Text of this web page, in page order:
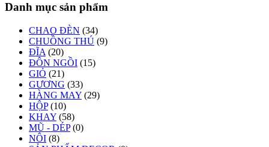
Danh mục sản phẩm
CHAO ĐÈN (34)
CHUỒNG THÚ (9)
ĐĨA (20)
ĐÔN NGỒI (15)
GIỎ (21)
GƯƠNG (33)
HÀNG MAY (29)
HỘP (10)
KHAY (58)
MŨ - DÉP (0)
NÔI (8)